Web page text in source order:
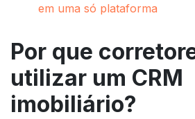
em uma só plataforma
Por que
utilizar um CRM
imobiliário?